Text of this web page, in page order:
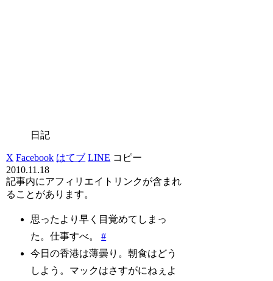
日記
X Facebook はてブ LINE コピー
2010.11.18
記事内にアフィリエイトリンクが含まれ
ることがあります。
思ったより早く目覚めてしまっ
た。仕事すべ。#
今日の香港は薄曇り。朝食はどう
しよう。マックはさすがにねぇよ